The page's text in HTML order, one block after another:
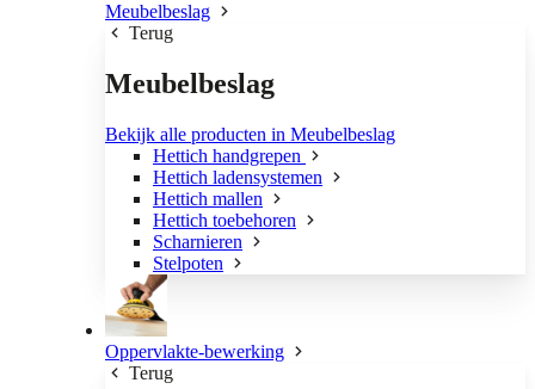
Meubelbeslag
Terug
Meubelbeslag
Bekijk alle producten in Meubelbeslag
Hettich handgrepen
Hettich ladensystemen
Hettich mallen
Hettich toebehoren
Scharnieren
Stelpoten
Oppervlakte-bewerking
Terug